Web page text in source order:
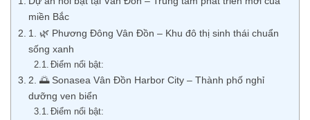
miền Bắc
1. 🌿 Phương Đông Vân Đồn – Khu đô thị sinh thái chuẩn
sống xanh
Điểm nổi bật:
2. 🌅 Sonasea Vân Đồn Harbor City – Thành phố nghỉ
dưỡng ven biển
Điểm nổi bật: